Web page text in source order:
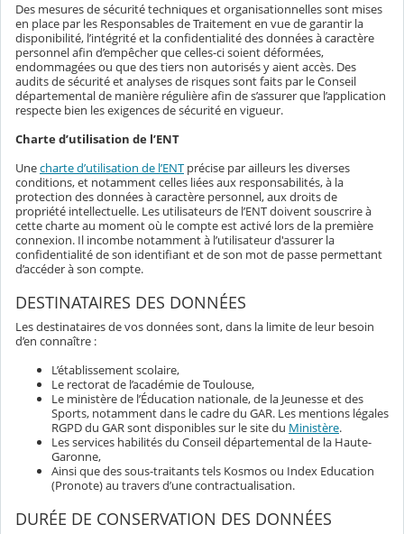
Des mesures de sécurité techniques et organisationnelles sont mises
en place par les Responsables de Traitement en vue de garantir la
disponibilité, l’intégrité et la confidentialité des données à caractère
personnel afin d’empêcher que celles-ci soient déformées,
endommagées ou que des tiers non autorisés y aient accès. Des
audits de sécurité et analyses de risques sont faits par le Conseil
départemental de manière régulière afin de s’assurer que l’application
respecte bien les exigences de sécurité en vigueur.
Charte d’utilisation de l’ENT
Unecharte d’utilisation de l’ENT précise par ailleurs les diverses
conditions, et notamment celles liées aux responsabilités, à la
protection des données à caractère personnel, aux droits de
propriété intellectuelle. Les utilisateurs de l’ENT doivent souscrire à
cette charte au moment où le compte est activé lors de la première
connexion. Il incombe notamment à l’utilisateur d'assurer la
confidentialité de son identifiant et de son mot de passe permettant
d’accéder à son compte.
DESTINATAIRES DES DONNÉES
Les destinataires de vos données sont, dans la limite de leur besoin
d’en connaître :
L’établissement scolaire,
Le rectorat de l’académie de Toulouse,
Le ministère de l’Éducation nationale, de la Jeunesse et des
Sports, notamment dans le cadre du GAR. Les mentions légales
RGPD du GAR sont disponibles sur le site du Ministère.
Les services habilités du Conseil départemental de la Haute-
Garonne,
Ainsi que des sous-traitants tels Kosmos ou Index Education
(Pronote) au travers d’une contractualisation.
DURÉE DE CONSERVATION DES DONNÉES